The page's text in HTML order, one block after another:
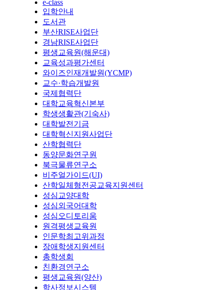
e-class
입학안내
도서관
부산RISE사업단
경남RISE사업단
평생교육원(해운대)
교육성과평가센터
와이즈인재개발원(YCMP)
교수·학습개발원
국제협력단
대학교육혁신본부
학생생활관(기숙사)
대학발전기금
대학혁신지원사업단
산학협력단
동양문화연구원
북극물류연구소
비주얼가이드(UI)
산학일체형전공교육지원센터
성심교양대학
성심외국어대학
성심오디토리움
원격평생교육원
인문학최고위과정
장애학생지원센터
총학생회
친환경연구소
평생교육원(양산)
학사정보시스템